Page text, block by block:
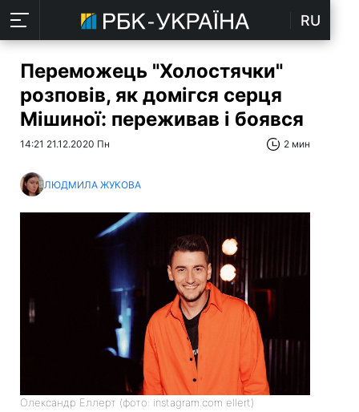
RU
Переможець "Холостячки"
розповів, як домігся серця
Мішиної: переживав і боявся
14:21 21.12.2020 Пн 2 мин
ЛЮДМИЛА ЖУКОВА
Олександр Еллерт (фото: instagram.com ellert)